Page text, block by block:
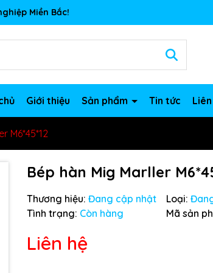
Miền Bắc!
Giới thiệu Sản phẩm Tin tức
M6*45*12
Bép hàn Mig Marller
Thương hiệu: Đang cập nhật Loại:
Tình trạng: Còn hàng Mã sản
Liên hệ